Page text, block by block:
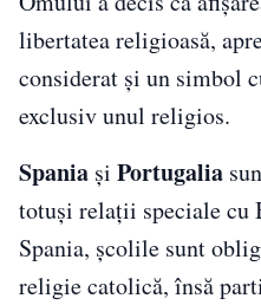
libertatea religioasă,
considerat și un simbol
exclusiv unul religios.
Spania și Portugalia
totuși relații speciale cu
Spania, școlile sunt
religie catolică, însă